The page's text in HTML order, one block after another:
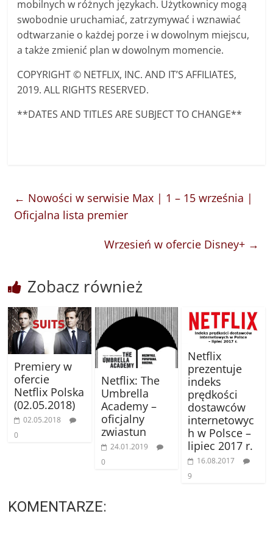
mobilnych w różnych językach. Użytkownicy mogą
swobodnie uruchamiać, zatrzymywać i wznawiać
odtwarzanie o każdej porze i w dowolnym miejscu,
a także zmienić plan w dowolnym momencie.
COPYRIGHT © NETFLIX, INC. AND IT’S AFFILIATES,
2019. ALL RIGHTS RESERVED.
**DATES AND TITLES ARE SUBJECT TO CHANGE**
← Nowości w serwisie Max | 1 – 15 września |
Oficjalna lista premier
Wrzesień w ofercie Disney+ →
Zobacz również
Premiery w
ofercie
Netflix Polska
(02.05.2018)
02.05.2018
0
Netflix: The
Umbrella
Academy –
oficjalny
zwiastun
24.01.2019
0
Netflix
prezentuje
indeks
prędkości
dostawców
internetowyc
h w Polsce –
lipiec 2017 r.
16.08.2017
9
KOMENTARZE: